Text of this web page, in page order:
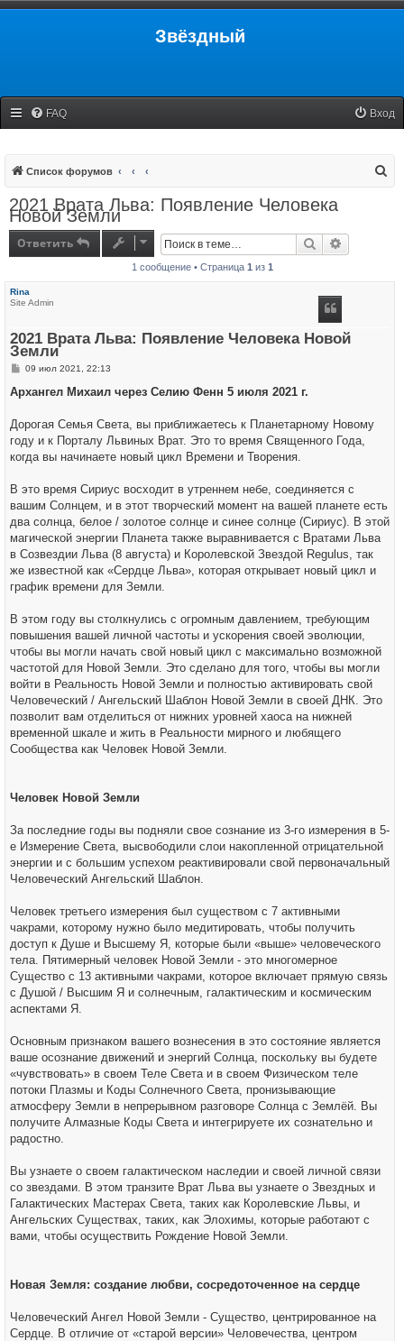
Звёздный
FAQ Вход
Список форумов
2021 Врата Льва: Появление Человека
Новой Земли
Ответить Поиск
1 сообщение • Страница 1 из 1
Rina
Site Admin
2021 Врата Льва: Появление Человека Новой
Земли
С
о
е
н
и
е
09 июл 2021, 22:13
Архангел Михаил через Селию Фенн 5 июля 2021 г.
Дорогая Семья Света, вы приближаетесь к Планетарному Новому
году и к Порталу Львиных Врат. Это то время Священного Года,
когда вы начинаете новый цикл Времени и Творения.
В это время Сириус восходит в утреннем небе, соединяется с
вашим Солнцем, и в этот творческий момент на вашей планете есть
два солнца, белое / золотое солнце и синее солнце (Сириус). В этой
магической энергии Планета также выравнивается с Вратами Льва
в Созвездии Льва (8 августа) и Королевской Звездой Regulus, так
же известной как «Сердце Льва», которая открывает новый цикл и
график времени для Земли.
В этом году вы столкнулись с огромным давлением, требующим
повышения вашей личной частоты и ускорения своей эволюции,
чтобы вы могли начать свой новый цикл с максимально возможной
частотой для Новой Земли. Это сделано для того, чтобы вы могли
войти в Реальность Новой Земли и полностью активировать свой
Человеческий / Ангельский Шаблон Новой Земли в своей ДНК. Это
позволит вам отделиться от нижних уровней хаоса на нижней
временной шкале и жить в Реальности мирного и любящего
Сообщества как Человек Новой Земли.
Человек Новой Земли
За последние годы вы подняли свое сознание из 3-го измерения в 5-
е Измерение Света, высвободили слои накопленной отрицательной
энергии и с большим успехом реактивировали свой первоначальный
Человеческий Ангельский Шаблон.
Человек третьего измерения был существом с 7 активными
чакрами, которому нужно было медитировать, чтобы получить
доступ к Душе и Высшему Я, которые были «выше» человеческого
тела. Пятимерный человек Новой Земли - это многомерное
Существо с 13 активными чакрами, которое включает прямую связь
с Душой / Высшим Я и солнечным, галактическим и космическим
аспектами Я.
Основным признаком вашего вознесения в это состояние является
ваше осознание движений и энергий Солнца, поскольку вы будете
«чувствовать» в своем Теле Света и в своем Физическом теле
потоки Плазмы и Коды Солнечного Света, пронизывающие
атмосферу Земли в непрерывном разговоре Солнца с Землёй. Вы
получите Алмазные Коды Света и интегрируете их сознательно и
радостно.
Вы узнаете о своем галактическом наследии и своей личной связи
со звездами. В этом транзите Врат Льва вы узнаете о Звездных и
Галактических Мастерах Света, таких как Королевские Львы, и
Ангельских Существах, таких, как Элохимы, которые работают с
вами, чтобы осуществить Рождение Новой Земли.
Новая Земля: создание любви, сосредоточенное на сердце
Человеческий Ангел Новой Земли - Существо, центрированное на
Сердце. В отличие от «старой версии» Человечества, центром